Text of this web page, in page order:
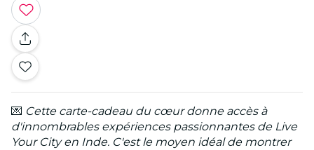
💌 Cette carte-cadeau du cœur donne accès à
d'innombrables expériences passionnantes de Live
Your City en Inde. C'est le moyen idéal de montrer